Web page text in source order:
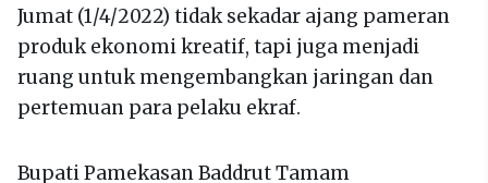
Jumat (1/4/2022) tidak sekadar ajang pameran
produk ekonomi kreatif, tapi juga menjadi
ruang untuk mengembangkan jaringan dan
pertemuan para pelaku ekraf.
Bupati Pamekasan Baddrut Tamam